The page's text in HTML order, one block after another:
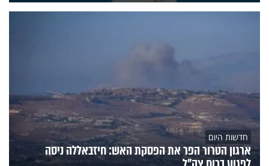
חדשות היום
ארגון הטרור הפר את הפסקת האש: חיזבאללה ניסה